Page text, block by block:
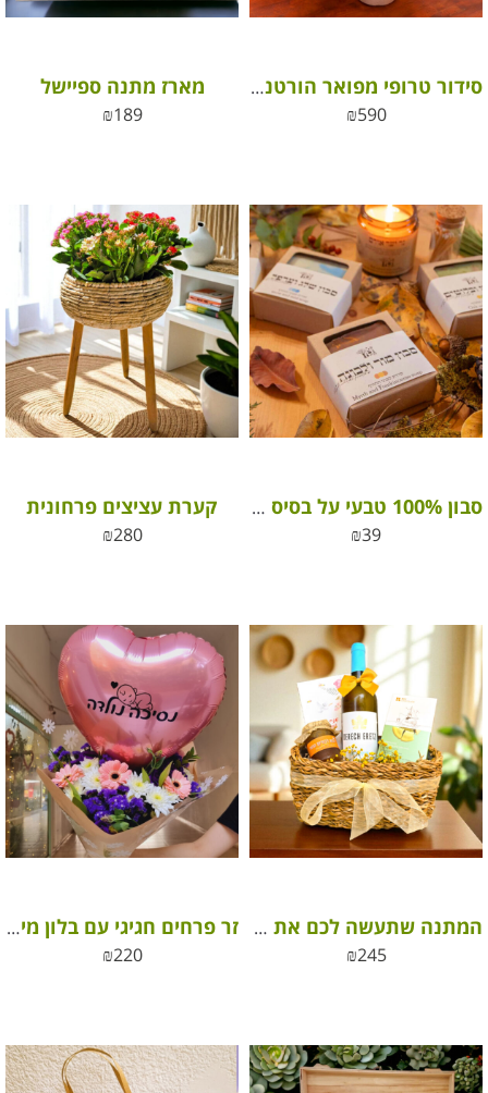
סידור טרופי מפואר הורטנסיות
₪590
מארז מתנה ספיישל
₪189
סבון 100% טבעי על בסיס שמנים אתריים
₪39
קערת עציצים פרחונית
₪280
המתנה שתעשה לכם את החג
₪245
זר פרחים חגיגי עם בלון מיילר ל”נסיכה נולדה”
₪220